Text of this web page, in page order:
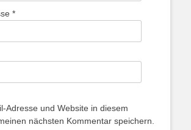
*
Adresse und Website in diesem
nächsten Kommentar speichern.